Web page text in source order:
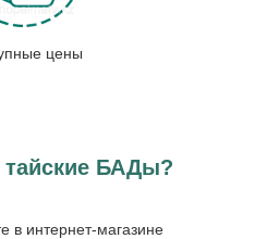
цены
тайские БАДы?
в интернет-магазине